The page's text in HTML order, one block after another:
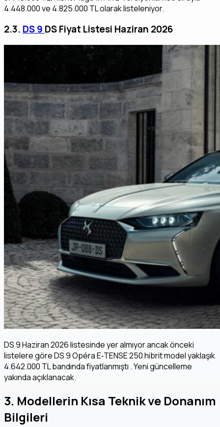
4.448.000 ve 4.825.000 TL olarak listeleniyor.
2.3. DS 9 DS Fiyat Listesi Haziran 2026
DS 9 Haziran 2026 listesinde yer almıyor ancak önceki
listelere göre DS 9 Opéra E‑TENSE 250 hibrit model yaklaşık
4.642.000 TL bandında fiyatlanmıştı . Yeni güncelleme
yakında açıklanacak.
3. Modellerin Kısa Teknik ve Donanım
Bilgileri